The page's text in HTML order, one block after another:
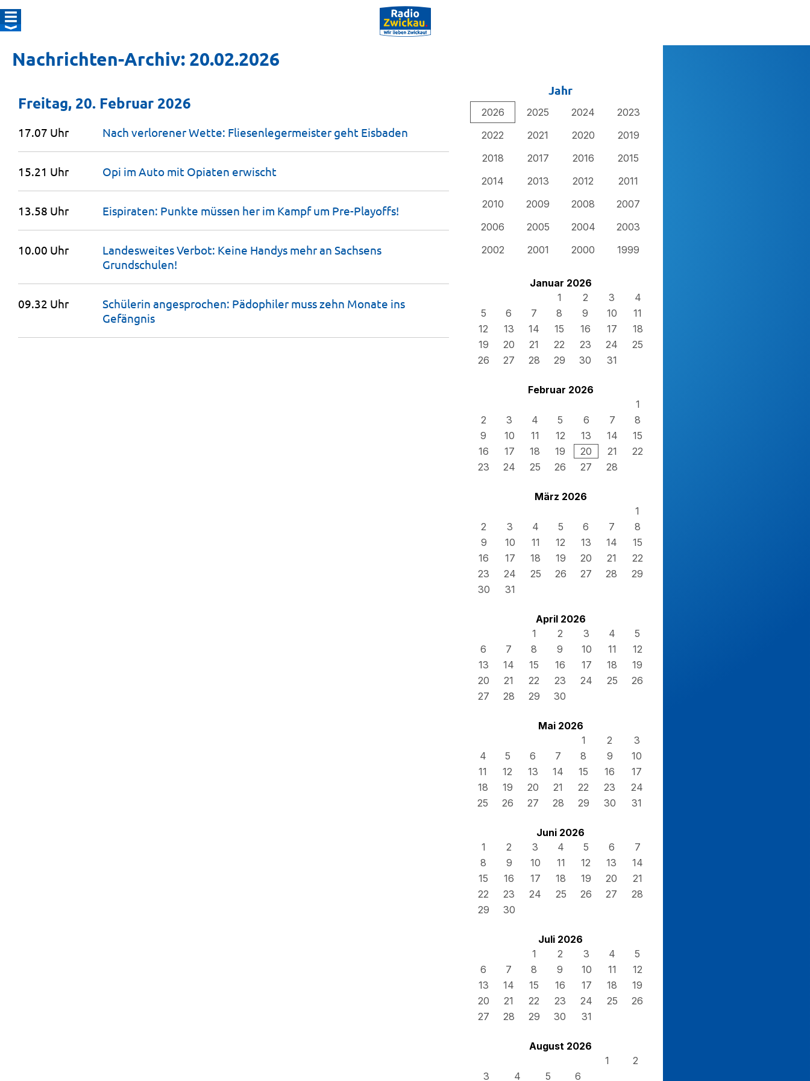
Nachrichten-Archiv: 20.02.2026
Jahr
2026 2025 2024
2023
2022
2021 2020
2019
2018
2017 2016
2015
2014
2013 2012
2011
2010
2009 2008
2007
2006
2005 2004
2003
2002
2001 2000 1999
Januar 2026
1
2 3
4
5
6 7 8 9 10
11
12
13 14 15 16 17
18
19
20 21 22 23 24
25
26
27 28 29 30 31
Februar 2026
1
2
3 4 5 6 7
8
9
10 11 12 13 14
15
16
17 18 19 20 21
22
23
24 25 26 27 28
März 2026
1
2
3 4 5 6 7
8
9
10 11 12 13 14
15
16
17 18 19 20 21
22
23
24 25 26 27 28
29
30
31
April 2026
1
2 3 4
5
6
7 8 9 10 11
12
13
14 15 16 17 18
19
20
21 22 23 24 25
26
27
28 29 30
Mai 2026
1
2
3
4
5 6 7 8 9
10
11
12 13 14 15 16
17
18
19 20 21 22 23
24
25
26 27 28 29 30 31
Juni 2026
1
2 3 4 5 6
7
8
9 10 11 12 13
14
15
16 17 18 19 20
21
22
23 24 25 26 27
28
29
30
Juli 2026
1
2 3 4
5
6
7 8 9 10 11
12
13
14 15 16 17 18
19
20
21 22 23 24 25
26
27
28 29 30 31
August 2026
1
2
3
4 5 6
Freitag, 20. Februar 2026
17.07 Uhr Nach verlorener Wette: Fliesenlegermeister geht Eisbaden
15.21 Uhr Opi im Auto mit Opiaten erwischt
13.58 Uhr Eispiraten: Punkte müssen her im Kampf um Pre-Playoffs!
10.00 Uhr
Landesweites Verbot: Keine Handys mehr an Sachsens
Grundschulen!
09.32 Uhr
Schülerin angesprochen: Pädophiler muss zehn Monate ins
Gefängnis